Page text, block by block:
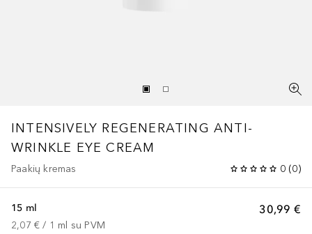
INTENSIVELY REGENERATING ANTI-
WRINKLE EYE CREAM
Paakių kremas 0 (0)
30,99 €
15 ml
2,07 € / 1 ml su PVM